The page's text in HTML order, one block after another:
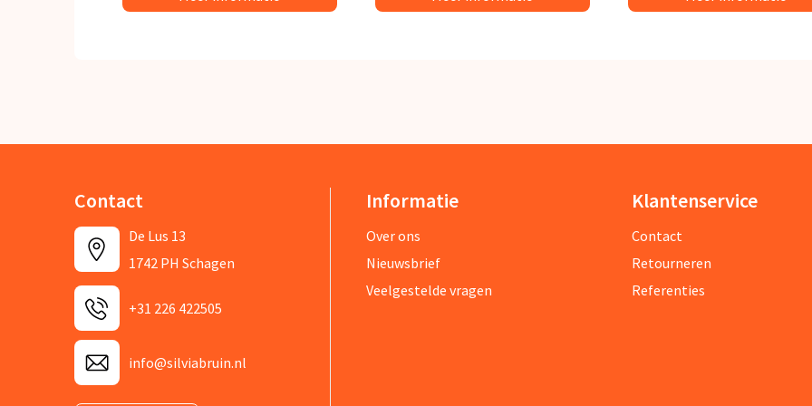
Contact
De Lus 13
1742 PH Schagen
+31 226 422505
info@silviabruin.nl
Informatie
Over ons
Nieuwsbrief
Veelgestelde vragen
Klantenservice
Contact
Retourneren
Referenties